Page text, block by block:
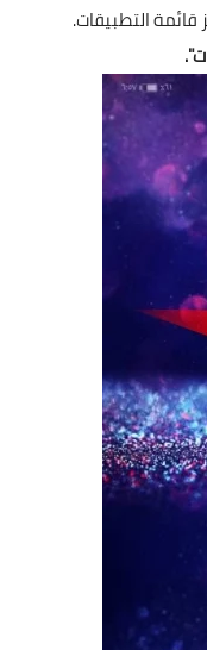
التطبيقات.